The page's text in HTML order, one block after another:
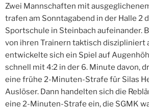
Zwei Mannschaften mit
trafen am Sonntagabend in der Halle 2
Sportschule in Steinbach aufeinander.
von ihren Trainern taktisch diszipliniert
entwickelte sich ein Spiel auf
schnell mit 4:2 in der 6. Minute davon,
eine frühe 2-Minuten-Strafe für Silas
Auslöser. Dann handelten sich die
eine 2-Minuten-Strafe ein, die SGMK